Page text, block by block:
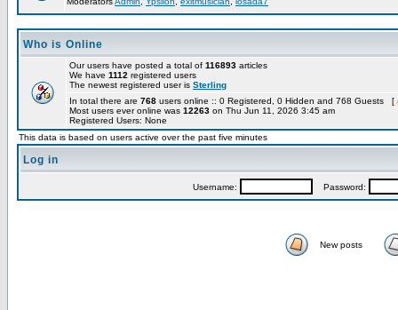
Who is Online
Our users have posted a total of 116893 articles
We have 1112 registered users
The newest registered user is Sterling
In total there are 768 users online :: 0 Registered, 0 Hidden and 768 Guests [
Most users ever online was 12263 on Thu Jun 11, 2026 3:45 am
Registered Users: None
This data is based on users active over the past five minutes
Log in
Username: Password:
New posts